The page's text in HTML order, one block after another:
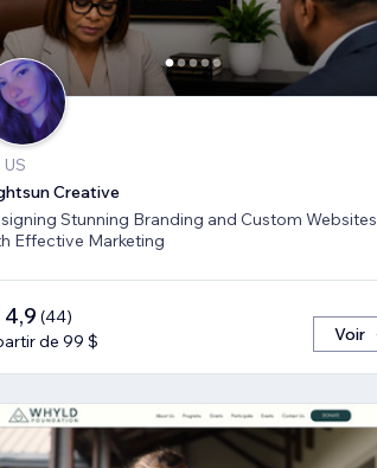
US
Creative
Stunning Branding and Custom Websites
Effective Marketing
4,9 (44)
de 99 $
Voir